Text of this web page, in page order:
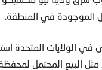
الموجودة في المنطقة.
في الولايات المتحدة
للتقرير، مثل البيع